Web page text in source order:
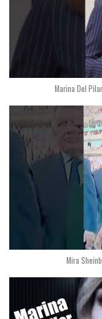
Marina Del
Mira